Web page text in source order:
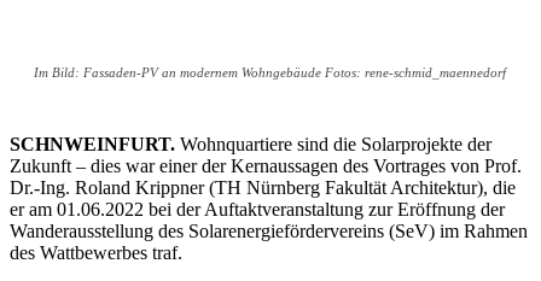
Im Bild: Fassaden-PV an modernem Wohngebäude Fotos: rene-schmid_maennedorf
SCHNWEINFURT. Wohnquartiere sind die Solarprojekte der
Zukunft – dies war einer der Kernaussagen des Vortrages von Prof.
Dr.-Ing. Roland Krippner (TH Nürnberg Fakultät Architektur), die
er am 01.06.2022 bei der Auftaktveranstaltung zur Eröffnung der
Wanderausstellung des Solarenergiefördervereins (SeV) im Rahmen
des Wattbewerbes traf.